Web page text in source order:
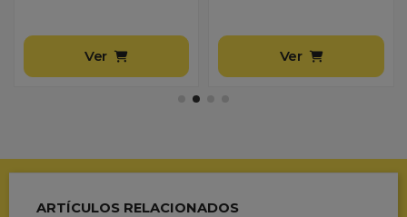
Ver Ver
ARTÍCULOS RELACIONADOS